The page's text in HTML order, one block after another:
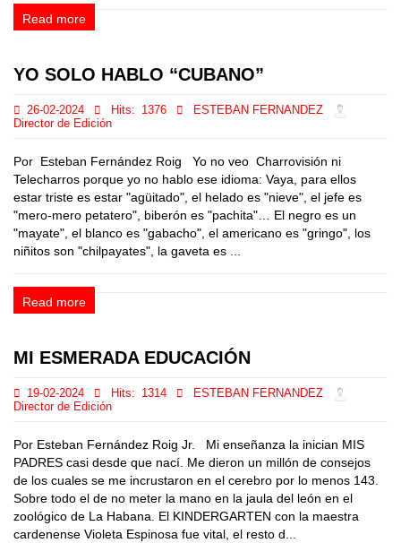
Read more
YO SOLO HABLO “CUBANO”
26-02-2024 Hits: 1376
ESTEBAN FERNANDEZ
Director de Edición
Por Esteban Fernández Roig Yo no veo Charrovisión ni
Telecharros porque yo no hablo ese idioma: Vaya, para ellos
estar triste es estar "agüitado", el helado es "nieve", el jefe es
"mero-mero petatero", biberón es "pachita"… El negro es un
"mayate", el blanco es "gabacho", el americano es "gringo", los
niñitos son "chilpayates", la gaveta es ...
Read more
MI ESMERADA EDUCACIÓN
19-02-2024 Hits: 1314
ESTEBAN FERNANDEZ
Director de Edición
Por Esteban Fernández Roig Jr. Mi enseñanza la inician MIS
PADRES casi desde que nací. Me dieron un millón de consejos
de los cuales se me incrustaron en el cerebro por lo menos 143.
Sobre todo el de no meter la mano en la jaula del león en el
zoológico de La Habana. El KINDERGARTEN con la maestra
cardenense Violeta Espinosa fue vital, el resto d...